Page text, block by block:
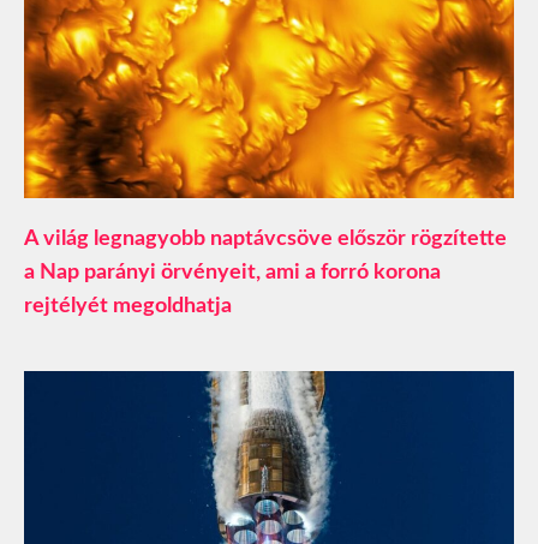
A világ legnagyobb naptávcsöve először rögzítette
a Nap parányi örvényeit, ami a forró korona
rejtélyét megoldhatja